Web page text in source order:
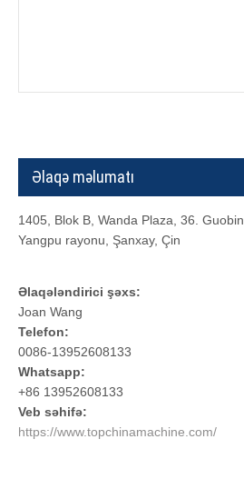
Əlaqə məlumatı
1405, Blok B, Wanda Plaza, 36. Guobin
Yangpu rayonu, Şanxay, Çin
Əlaqələndirici şəxs:
Joan Wang
Telefon:
0086-13952608133
Whatsapp:
+86 13952608133
Veb səhifə:
https://www.topchinamachine.com/